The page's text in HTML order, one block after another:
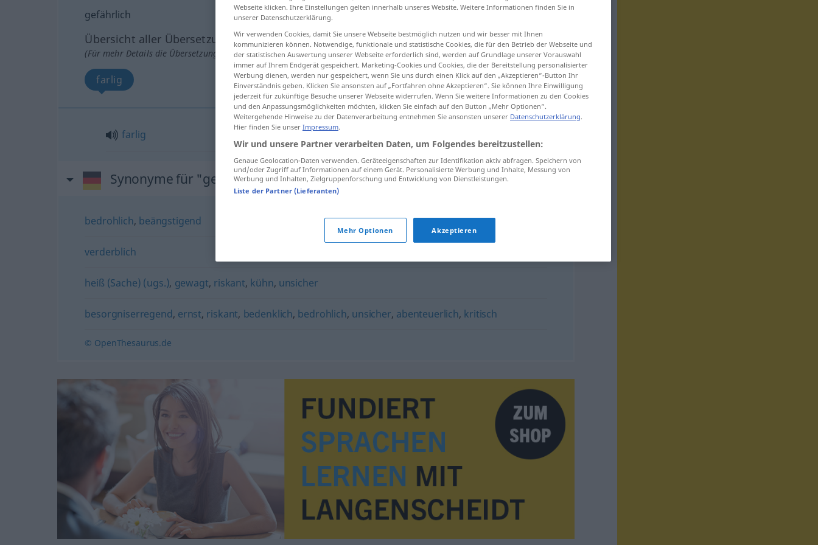
gefährlich
Übersicht aller Übersetzungen
(Für mehr Details die Übersetzung anklicken/antippen)
farlig
farlig
Synonyme für "gefährlich"
bedrohlich, beängstigend
verderblich
heiß (Sache) (ugs.), gewagt, riskant, kühn, unsicher
besorgniserregend, ernst, riskant, bedenklich, bedrohlich, unsicher, abenteuerlich, kritisch
© OpenThesaurus.de
Webseite klicken. Ihre Einstellungen gelten innerhalb unseres Website. Weitere Informationen finden Sie in
unserer Datenschutzerklärung.
Wir verwenden Cookies, damit Sie unsere Webseite bestmöglich nutzen und wir besser mit Ihnen
kommunizieren können. Notwendige, funktionale und statistische Cookies, die für den Betrieb der Webseite und
der statistischen Auswertung unserer Webseite erforderlich sind, werden auf Grundlage unserer Vorauswahl
immer auf Ihrem Endgerät gespeichert. Marketing-Cookies und Cookies, die der Bereitstellung personalisierter
Werbung dienen, werden nur gespeichert, wenn Sie uns durch einen Klick auf den „Akzeptieren“-Button Ihr
Einverständnis geben. Klicken Sie ansonsten auf „Fortfahren ohne Akzeptieren“. Sie können Ihre Einwilligung
jederzeit für zukünftige Besuche unserer Webseite widerrufen. Wenn Sie weitere Informationen zu den Cookies
und den Anpassungsmöglichkeiten möchten, klicken Sie einfach auf den Button „Mehr Optionen“.
Weitergehende Hinweise zu der Datenverarbeitung entnehmen Sie ansonsten unserer Datenschutzerklärung.
Hier finden Sie unser Impressum.
Wir und unsere Partner verarbeiten Daten, um Folgendes bereitzustellen:
Genaue Geolocation-Daten verwenden. Geräteeigenschaften zur Identifikation aktiv abfragen. Speichern von
und/oder Zugriff auf Informationen auf einem Gerät. Personalisierte Werbung und Inhalte, Messung von
Werbung und Inhalten, Zielgruppenforschung und Entwicklung von Dienstleistungen.
Liste der Partner (Lieferanten)
Mehr Optionen Akzeptieren